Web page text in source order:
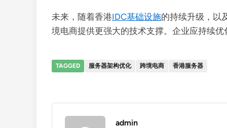
未来，随着香港IDC基础设施的持续升级，以
境电商提供更强大的技术支撑。企业应持续
TAGGED 服务器架构优化 跨境电商 香港服务器
admin